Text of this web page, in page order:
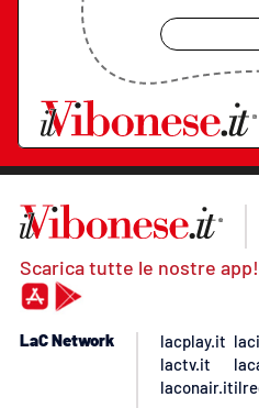
Scarica tutte le nostre app!
LaC Network
lacplay.it
lactv.it
laconair.it